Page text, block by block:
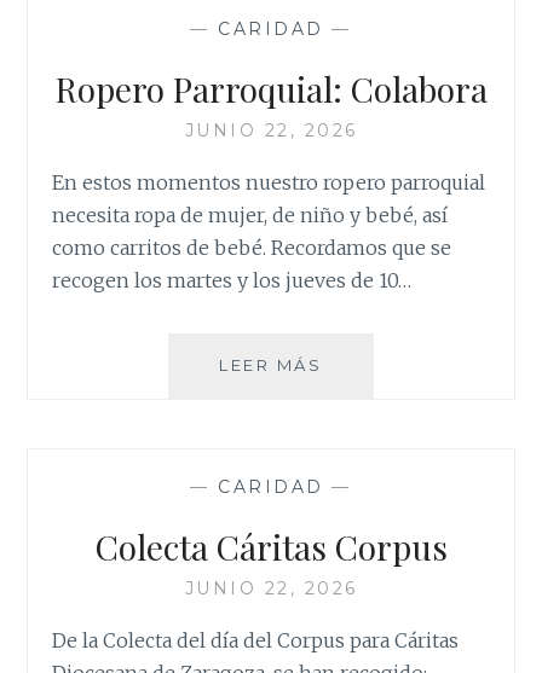
— CARIDAD —
Ropero Parroquial: Colabora
JUNIO 22, 2026
En estos momentos nuestro ropero parroquial
necesita ropa de mujer, de niño y bebé, así
como carritos de bebé. Recordamos que se
recogen los martes y los jueves de 10…
LEER MÁS
— CARIDAD —
Colecta Cáritas Corpus
JUNIO 22, 2026
De la Colecta del día del Corpus para Cáritas